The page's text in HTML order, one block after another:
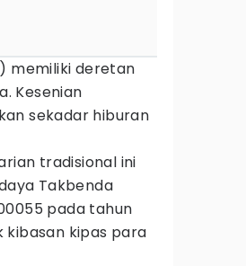
memiliki deretan
Kesenian
sekadar hiburan
tradisional ini
Takbenda
pada tahun
kibasan kipas para